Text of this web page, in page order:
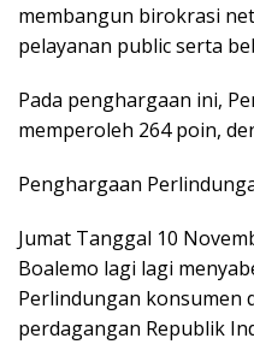
membangun birokrasi
pelayanan public serta
Pada penghargaan ini,
memperoleh 264 poin,
Penghargaan
Jumat Tanggal 10
Boalemo lagi lagi
Perlindungan konsumen
perdagangan Republik